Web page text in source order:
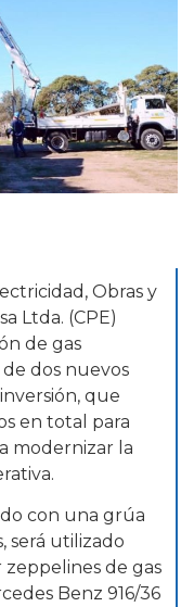
Obras y
Ltda. (CPE)
de gas
dos nuevos
que
en total para
modernizar la
con una grúa
será utilizado
de gas
Benz 916/36